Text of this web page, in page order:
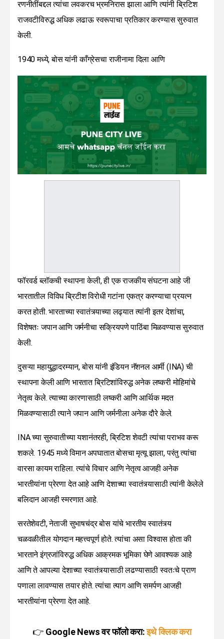
रणनीतींबद्दल त्यांचा लवकरच भ्रमनिरास झाला आणि त्यांनी ब्रिटिश
राजवटीविरुद्ध अधिक लढाऊ स्वरूपाचा प्रतिकार करण्यास सुरुवात
केली.
1940 मध्ये, बोस यांनी काँग्रेसचा राजीनामा दिला आणि
फॉरवर्ड ब्लॉकची स्थापना केली, ही एक राजकीय संघटना आहे जी
भारतातील विविध ब्रिटीश विरोधी गटांना एकत्र करण्याचा प्रयत्न
करत होती. भारताच्या स्वातंत्र्याच्या लढ्यात त्यांनी इतर देशांचा,
विशेषतः जपान आणि जर्मनीचा सक्रियपणे पाठिंबा मिळवण्यास सुरुवात
केली.
दुसऱ्या महायुद्धादरम्यान, बोस यांनी इंडियन नॅशनल आर्मी (INA) ची
स्थापना केली आणि भारतात ब्रिटिशांविरुद्ध अनेक लष्करी मोहिमांचे
नेतृत्व केले. त्याच्या कारणासाठी लष्करी आणि आर्थिक मदत
मिळवण्यासाठी त्याने जपान आणि जर्मनीला अनेक दौरे केले.
INA च्या सुरुवातीच्या यशानंतरही, ब्रिटिश शेवटी त्यांचा पराभव करू
शकले. 1945 मध्ये विमान अपघातात बोसचा मृत्यू झाला, परंतु त्यांचा
वारसा कायम राहिला. त्यांचे विचार आणि नेतृत्व आजही अनेक
भारतीयांना प्रेरणा देत आहे आणि देशाच्या स्वातंत्र्यासाठी त्यांनी केलेले
बलिदान आजही स्मरणात आहे.
सरतेशेवटी, नेताजी सुभाषचंद्र बोस यांचे भारतीय स्वातंत्र्य
चळवळीतील योगदान महत्त्वपूर्ण होते. त्यांचा असा विश्वास होता की
भारताने इंग्रजांविरुद्ध अधिक आक्रमक भूमिका घेणे आवश्यक आहे
आणि ते आपल्या देशाच्या स्वातंत्र्यासाठी लढण्यासाठी स्वतःचे प्राण
पणाला लावण्यास तयार होते. त्यांचा त्याग आणि समर्पण आजही
भारतीयांना प्रेरणा देत आहे.
👉 Google News वर फॉलो करा: इथे क्लिक करा